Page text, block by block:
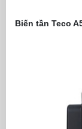
Biến tần Teco